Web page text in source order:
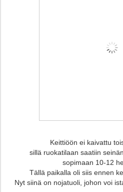
Keittiöön ei kaivattu
sillä ruokatilaan saatiin
sopimaan 10-12
Tällä paikalla oli siis ennen
Nyt siinä on nojatuoli, johon voi